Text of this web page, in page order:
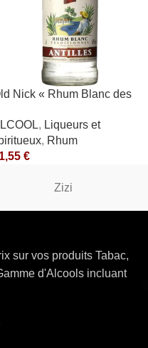
Nick « Rhum Blanc des
, Liqueurs et
, Rhum
€
Zizi
sur vos produits Tabac,
d'Alcools incluant